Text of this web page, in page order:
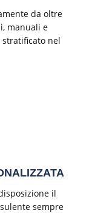
da oltre
manuali e
stratificato nel
il
sempre